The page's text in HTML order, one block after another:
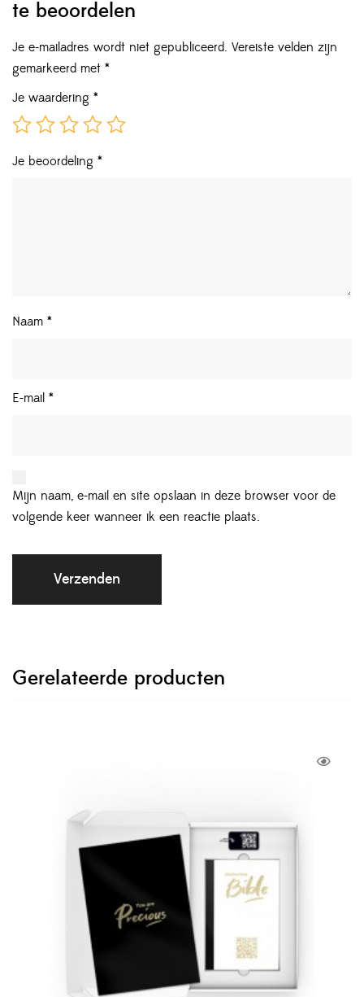
te beoordelen
Je e-mailadres wordt niet gepubliceerd. Vereiste velden zijn
gemarkeerd met *
Je waardering *
Je beoordeling *
Naam *
E-mail *
Mijn naam, e-mail en site opslaan in deze browser voor de
volgende keer wanneer ik een reactie plaats.
Gerelateerde producten